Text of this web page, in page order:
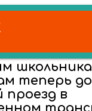
теперь
проезд в